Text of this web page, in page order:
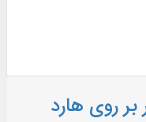
بر روی هارد